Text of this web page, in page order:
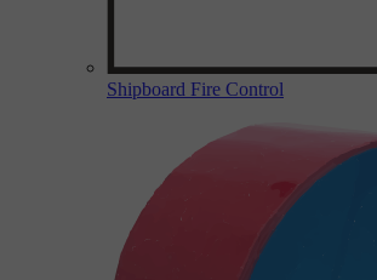
Shipboard Fire Control